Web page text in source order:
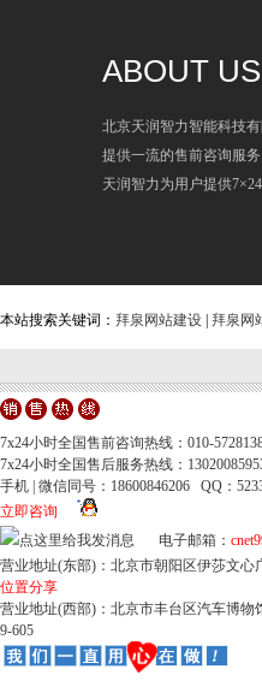
ABOUT US
北京天润智力智能科技
提供一流的售前咨询服
天润智力为用户提供
本站搜索关键词： 拜泉网站建设 拜泉网
7x24小时全国售前咨询热线：010-
7x24小时全国售后服务热线：
手机 | 微信同号：18600846206 QQ：
立即咨询
电子邮箱：
营业地址(东部)：北京市朝阳区伊莎文心
位置分享
营业地址(西部)：北京市丰台区汽车博物
9-605